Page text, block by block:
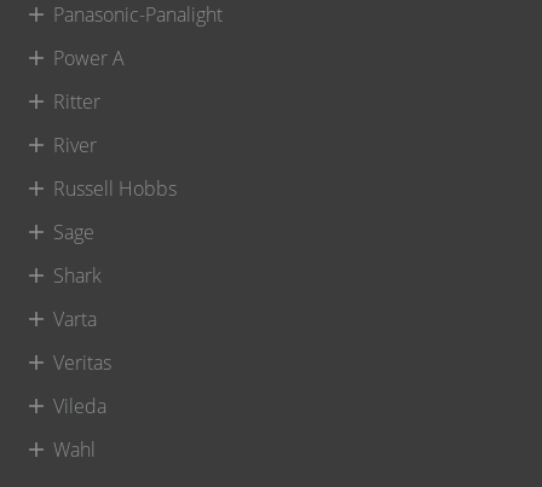
Panasonic-Panalight
Power A
Ritter
River
Russell Hobbs
Sage
Shark
Varta
Veritas
Vileda
Wahl